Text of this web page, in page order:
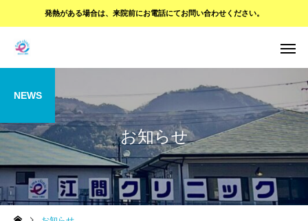
発熱がある場合は、 来院前にお電話にてお問い合わせください。
お知らせ
NEWS